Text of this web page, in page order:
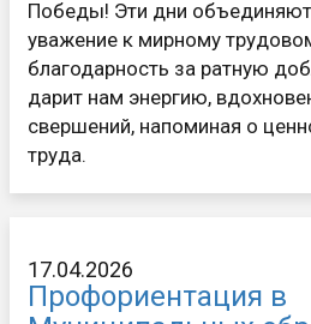
Победы! Эти дни объединяют
уважение к мирному
благодарность за ратную
дарит нам энергию,
свершений, напоминая о
труда.
17.04.2026
Профориентация в